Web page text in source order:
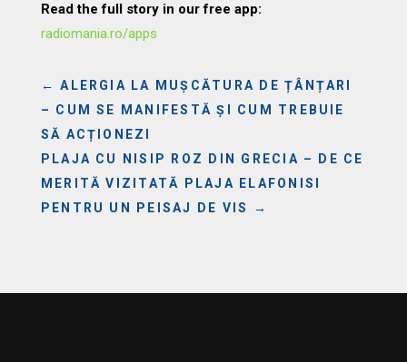
Read the full story in our free app:
radiomania.ro/apps
←ALERGIA LA MUȘCĂTURA DE ȚÂNȚARI
– CUM SE MANIFESTĂ ȘI CUM TREBUIE
SĂ ACȚIONEZI
PLAJA CU NISIP ROZ DIN GRECIA – DE CE
MERITĂ VIZITATĂ PLAJA ELAFONISI
PENTRU UN PEISAJ DE VIS
→